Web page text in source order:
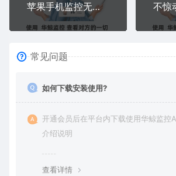
苹果手机监控无需对方同意的远程监控软件推荐？iPhone偷偷同步微信和屏幕的工具
常见问题
如何下载安装使用?
开通会员后在平台内下载使用华鲸监控
介绍说明
查看详情